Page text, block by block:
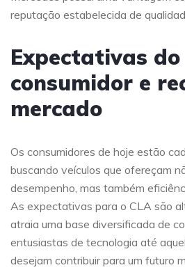
reputação estabelecida de
Expectativas do
consumidor e
mercado
Os consumidores de hoje estão
buscando veículos que ofereçam
desempenho, mas também
As expectativas para o CLA são
atraia uma base diversificada de
entusiastas de tecnologia até
desejam contribuir para um futuro